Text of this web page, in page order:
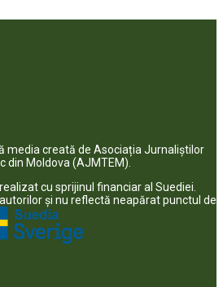
media creată de Asociația Jurnaliștilor
din Moldova (AJMTEM).
cu sprijinul financiar al Suediei.
şi nu reflectă neapărat punctul de